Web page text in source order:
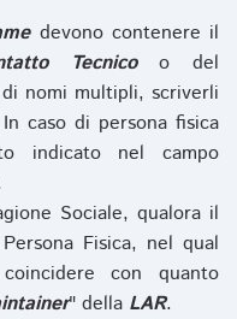
devono contenere il
Tecnicoo del
nomi multipli, scriverli
caso di persona fisica
indicato nel campo
Sociale, qualora il
Fisica, nel qual
con quanto
" della LAR.